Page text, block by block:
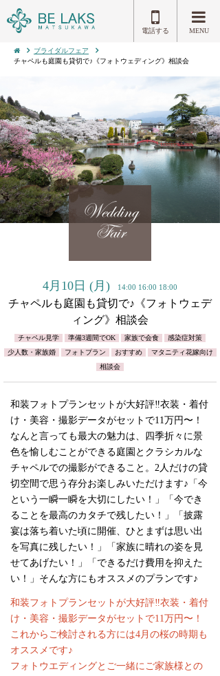
電話する MENU
ブライダルフェア
チャペルも庭園も貸切で♪《フォトウェディング》相談会
Wedding
Fair
4月10日 (月) 14:00 16:00 18:00
チャペルも庭園も貸切で♪《フォトウェデ
ィング》相談会
チャペル見学 準備3週間でOK 家族で会食
感染症対策
少人数・家族婚
フォトプラン おすすめ
マタニティ花嫁向け
相談会
和装フォトプランセットが大好評‼︎衣装・着付
け・美容・撮影データがセットで11万円〜！
なんと言っても最大の魅力は、四季折々に景
色を愉しむことができる庭園とクラシカルな
チャペルでの撮影ができること。2人だけの貸
切空間で思う存分お楽しみいただけます♪「今
という一瞬一瞬を大切にしたい！」「今でき
ることを最高のカタチで残したい！」「披露
宴は落ち着いた頃に開催、ひとまずは思い出
を写真に残したい！」「家族に晴れの姿を見
せてあげたい！」「できるだけ費用を抑えた
い！」そんな方にもオススメのプランです♪
和装フォトプランセットが大好評‼︎衣装・着付
け・美容・撮影データがセットで11万円〜！
これからご検討される方には4月の桜の時期も
オススメです♪
フォトウエディングとご一緒にご家族様との